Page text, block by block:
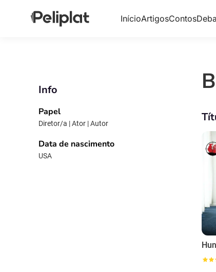
InícioArtigosContos
Info
Papel
Diretor/a | Ator | Autor
Data de nascimento
USA